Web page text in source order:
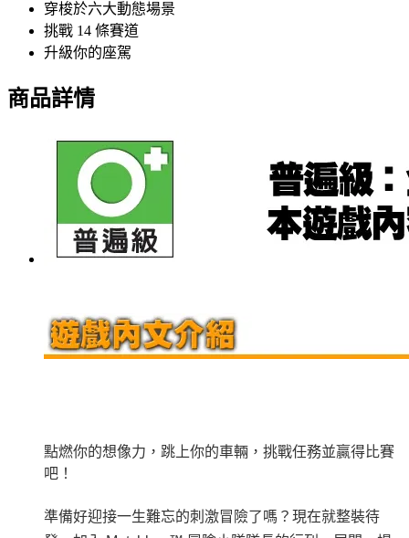
穿梭於六大動態場景
挑戰 14 條賽道
升級你的座駕
商品詳情
點燃你的想像力，跳上你的車輛，挑戰任務並贏得比賽
吧！
準備好迎接一生難忘的刺激冒險了嗎？現在就整裝待